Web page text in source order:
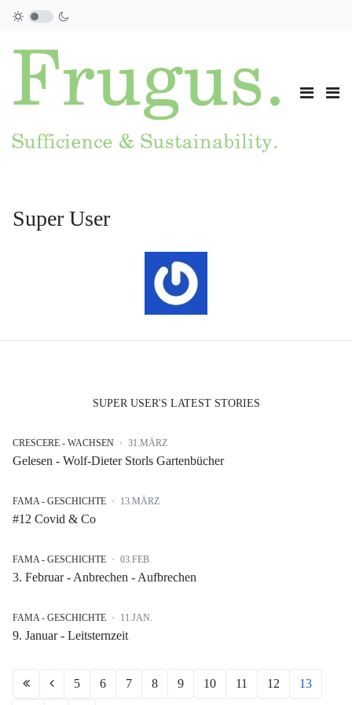
Super User
SUPER USER'S LATEST STORIES
CRESCERE - WACHSEN 31.MÄRZ
Gelesen - Wolf-Dieter Storls Gartenbücher
FAMA - GESCHICHTE 13.MÄRZ
#12 Covid & Co
FAMA - GESCHICHTE 03.FEB.
3. Februar - Anbrechen - Aufbrechen
FAMA - GESCHICHTE 11.JAN.
9. Januar - Leitsternzeit
5 6 7 8 9 10 11 12 13